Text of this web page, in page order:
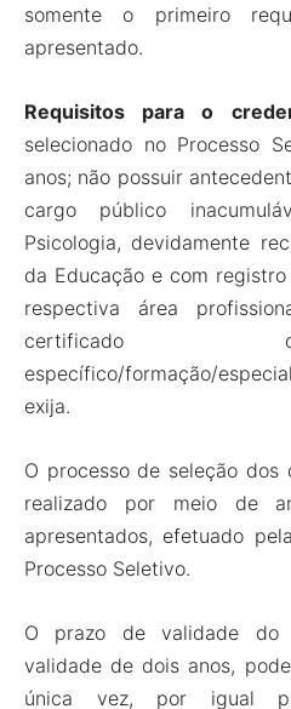
somente o primeiro
apresentado.
Requisitos para o
selecionado no Processo
anos; não possuir
cargo público
Psicologia, devidamente
da Educação e com registro
respectiva área
específico/formação/
exija.
O processo de seleção dos
realizado por meio de
apresentados, efetuado
Processo Seletivo.
O prazo de validade do
validade de dois anos,
única vez, por igual